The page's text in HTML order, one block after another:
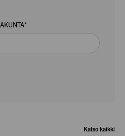
*
Katso kaikki